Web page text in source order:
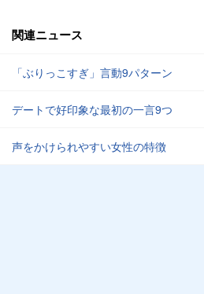
関連ニュース
「ぶりっこすぎ」言動9パターン
デートで好印象な最初の一言9つ
声をかけられやすい女性の特徴